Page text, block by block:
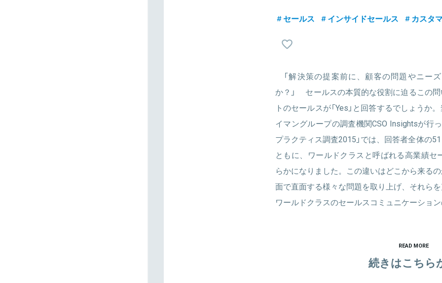
セールス インサイドセールス カスタ
「解決策の提案前に、顧客の問題やニー
か？」 セールスの本質的な役割に迫るこの
トのセールスが「Yes」と回答するでしょうか
イマングループの調査機関CSO Insightsが行
プラクティス調査2015」では、回答者全体の
ともに、ワールドクラスと呼ばれる高業績
らかになりました。この違いはどこから来る
面で直面する様々な問題を取り上げ、それら
ワールドクラスのセールスコミュニケーショ
READ MORE
続きはこちら